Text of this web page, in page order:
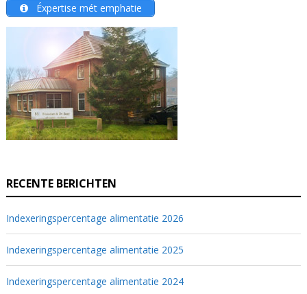
Éxpertise mét emphatie
RECENTE BERICHTEN
Indexeringspercentage alimentatie 2026
Indexeringspercentage alimentatie 2025
Indexeringspercentage alimentatie 2024